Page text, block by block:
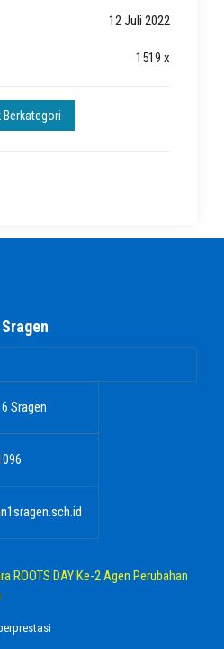
12 Juli 2022
1519 x
Berkategori
Sragen
ROOTS DAY Ke-2 Agen Perubahan